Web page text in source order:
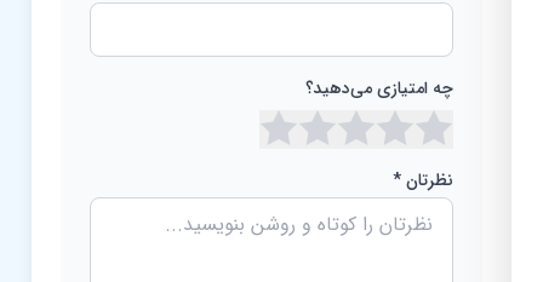
چه امتیازی می‌دهید؟
نظرتان *